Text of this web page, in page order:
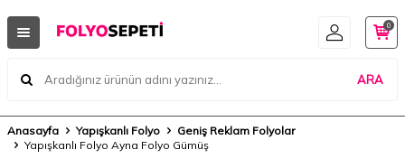
ARA
0
Anasayfa Yapışkanlı Folyo
Geniş Reklam Folyolar
Yapışkanlı Folyo Ayna Folyo Gümüş